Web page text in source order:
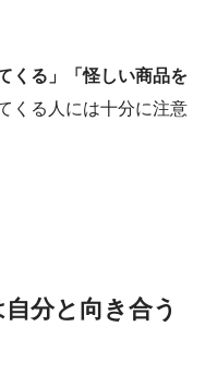
くる」「怪しい商品を
くる人には十分に注意
分と向き合う